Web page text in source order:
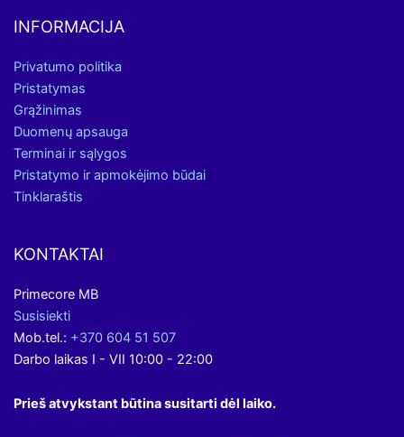
INFORMACIJA
Privatumo politika
Pristatymas
Grąžinimas
Duomenų apsauga
Terminai ir sąlygos
Pristatymo ir apmokėjimo būdai
Tinklaraštis
KONTAKTAI
Primecore MB
Susisiekti
Mob.tel.: +370 604 51 507
Darbo laikas I - VII 10:00 - 22:00
Prieš atvykstant būtina susitarti dėl laiko.